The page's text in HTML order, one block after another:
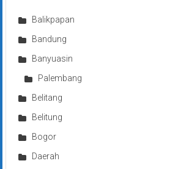
Balikpapan
Bandung
Banyuasin
Palembang
Belitang
Belitung
Bogor
Daerah